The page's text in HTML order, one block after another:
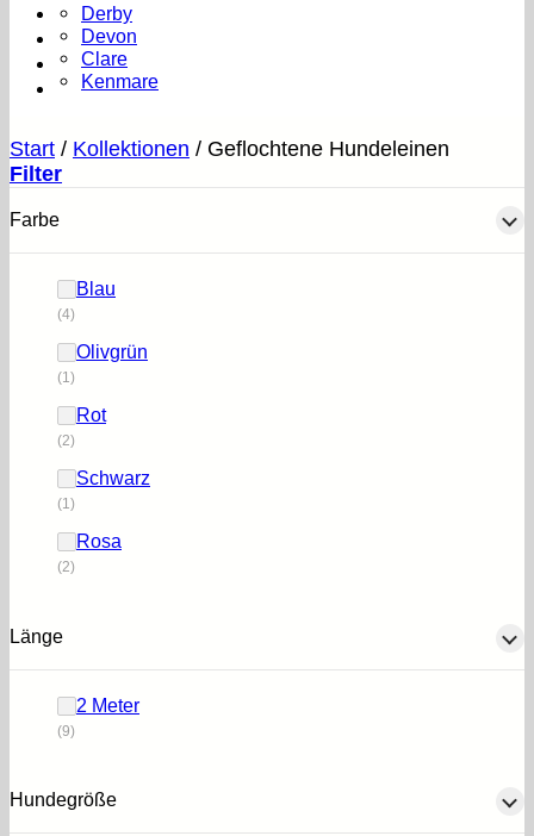
Derby
Devon
Clare
Kenmare
Start / Kollektionen / Geflochtene Hundeleinen
Filter
Farbe
Blau
(4)
Olivgrün
(1)
Rot
(2)
Schwarz
(1)
Rosa
(2)
Länge
2 Meter
(9)
Hundegröße